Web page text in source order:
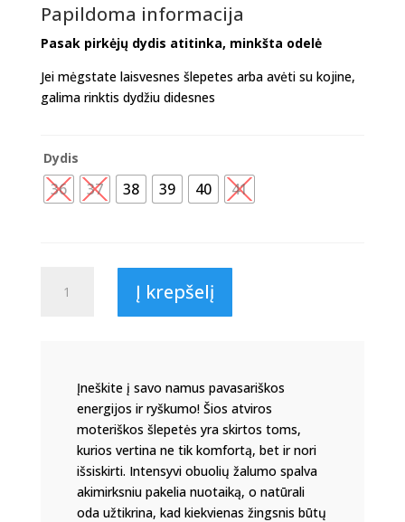
Papildoma informacija
Pasak pirkėjų dydis atitinka, minkšta odelė
Jei mėgstate laisvesnes šlepetes arba avėti su kojine,
galima rinktis dydžiu didesnes
Dydis
36 37 38 39 40 41
kiekis:
,,Žalioji
Į krepšelį
Įneškite į savo namus pavasariškos
energijos ir ryškumo! Šios atviros
moteriškos šlepetės yra skirtos toms,
kurios vertina ne tik komfortą, bet ir nori
išsiskirti. Intensyvi obuolių žalumo spalva
akimirksniu pakelia nuotaiką, o natūrali
oda užtikrina, kad kiekvienas žingsnis būtų